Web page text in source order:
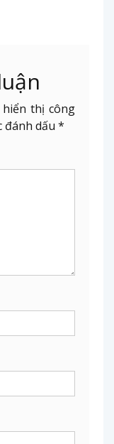
thị công
đánh dấu *